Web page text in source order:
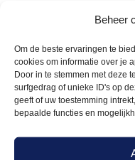
Beheer
Om de beste ervaringen te
cookies om informatie over je
Door in te stemmen met deze
surfgedrag of unieke ID's op
geeft of uw toestemming
bepaalde functies en